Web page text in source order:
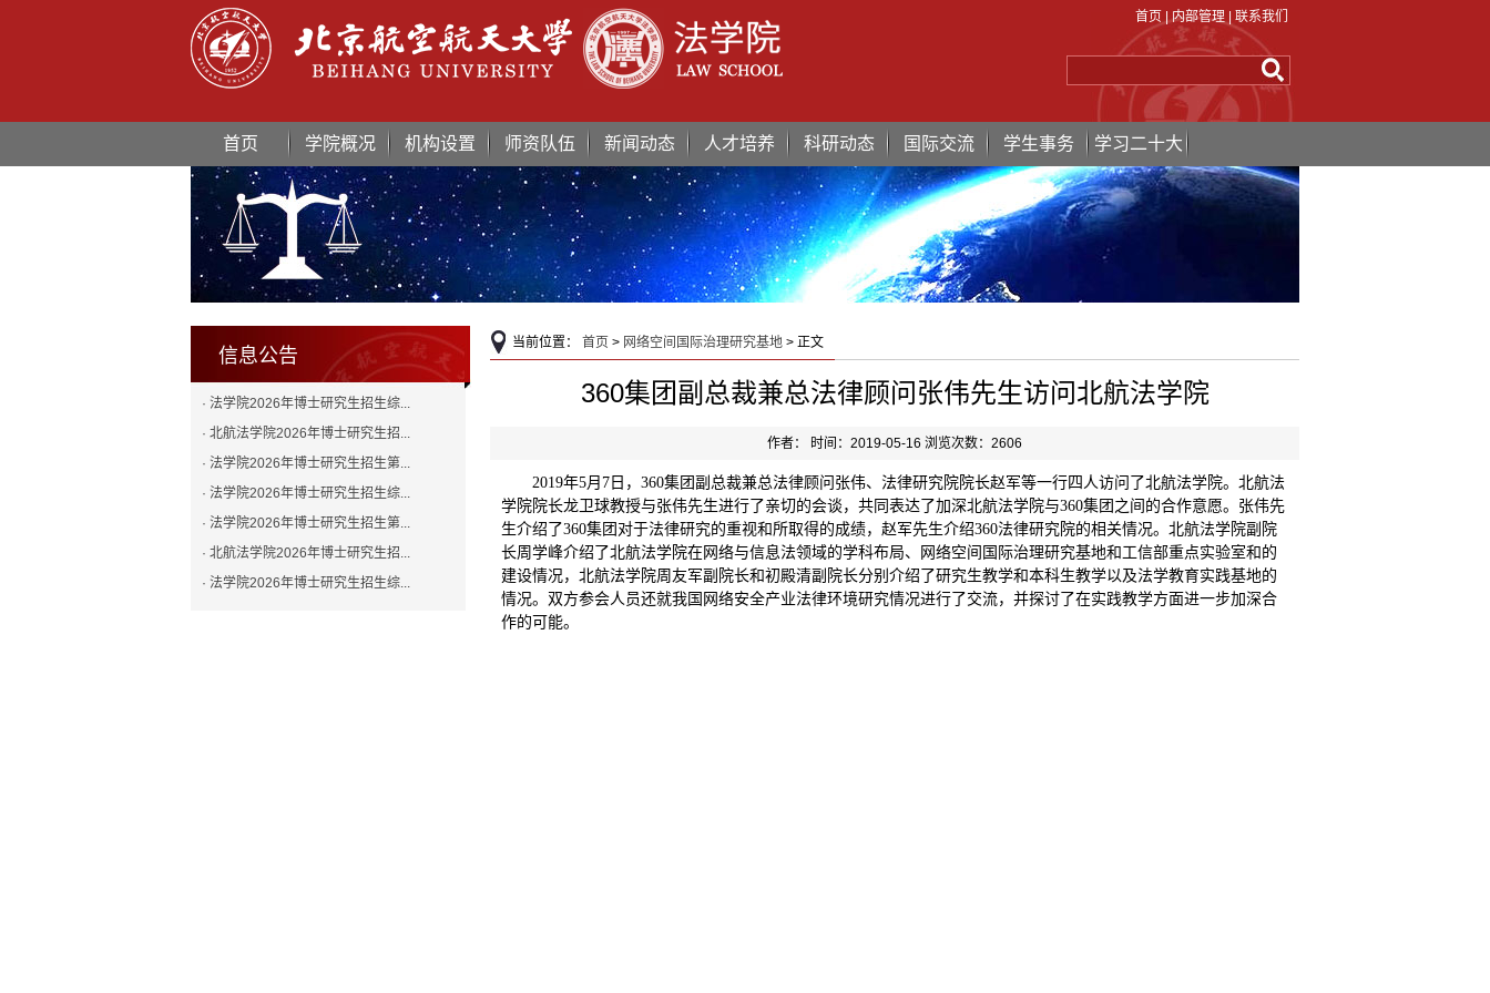
首页 |内部管理 联系我们
首页 学院概况 机构设置 师资队伍 新闻动态 人才培养 科研动态 国际交流 学生事务 学习二十大
信息公告
· 法学院2026年博士研究生招生综...
· 北航法学院2026年博士研究生招...
· 法学院2026年博士研究生招生第...
· 法学院2026年博士研究生招生综...
· 法学院2026年博士研究生招生第...
· 北航法学院2026年博士研究生招...
· 法学院2026年博士研究生招生综...
当前位置： 首页 > 网络空间国际治理研究基地 > 正文
360集团副总裁兼总法律顾问张伟先生访问北航法学院
作者： 时间：2019-05-16 浏览次数： 2606
2019年5月7日，360集团副总裁兼总法律顾问张伟、法律研究院院长赵军等一行四人访问了北航法学院。北航法
学院院长龙卫球教授与张伟先生进行了亲切的会谈，共同表达了加深北航法学院与360集团之间的合作意愿。张伟先
生介绍了360集团对于法律研究的重视和所取得的成绩，赵军先生介绍360法律研究院的相关情况。北航法学院副院
长周学峰介绍了北航法学院在网络与信息法领域的学科布局、网络空间国际治理研究基地和工信部重点实验室和的
建设情况，北航法学院周友军副院长和初殿清副院长分别介绍了研究生教学和本科生教学以及法学教育实践基地的
情况。双方参会人员还就我国网络安全产业法律环境研究情况进行了交流，并探讨了在实践教学方面进一步加深合
作的可能。